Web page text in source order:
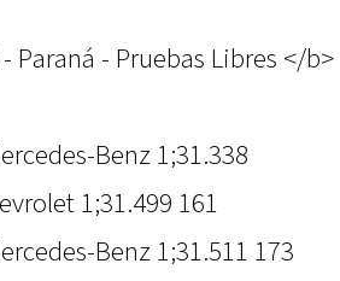
Paraná - Pruebas Libres </b>
Benz 1;31.338
1;31.499 161
Benz 1;31.511 173